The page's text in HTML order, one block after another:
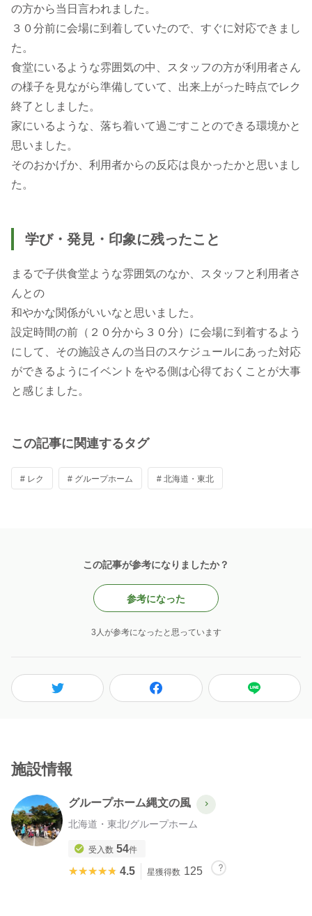
の方から当日言われました。
３０分前に会場に到着していたので、すぐに対応できまし
た。
食堂にいるような雰囲気の中、スタッフの方が利用者さん
の様子を見ながら準備していて、出来上がった時点でレク
終了としました。
家にいるような、落ち着いて過ごすことのできる環境かと
思いました。
そのおかげか、利用者からの反応は良かったかと思いまし
た。
学び・発見・印象に残ったこと
まるで子供食堂ような雰囲気のなか、スタッフと利用者さ
んとの
和やかな関係がいいなと思いました。
設定時間の前（２０分から３０分）に会場に到着するよう
にして、その施設さんの当日のスケジュールにあった対応
ができるようにイベントをやる側は心得ておくことが大事
と感じました。
この記事に関連するタグ
# レク # グループホーム # 北海道・東北
この記事が参考になりましたか？
参考になった
3人が参考になったと思っています
施設情報
グループホーム縄文の風
北海道・東北/グループホーム
受入数 54件
★★★★★
★★★★★ 4.5 星獲得数 125